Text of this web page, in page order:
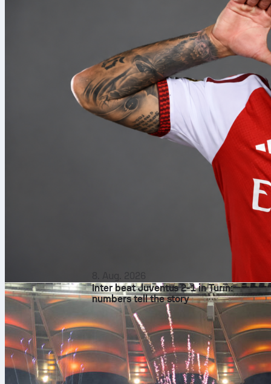
Inter beat Juventus 2-1 in Turin:
numbers tell the story